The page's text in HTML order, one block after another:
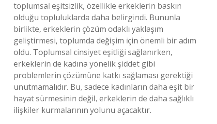
toplumsal eşitsizlik, özellikle erkeklerin baskın
olduğu topluluklarda daha belirgindi. Bununla
birlikte, erkeklerin çözüm odaklı yaklaşım
geliştirmesi, toplumda değişim için önemli bir adım
oldu. Toplumsal cinsiyet eşitliği sağlanırken,
erkeklerin de kadına yönelik şiddet gibi
problemlerin çözümüne katkı sağlaması gerektiği
unutmamalıdır. Bu, sadece kadınların daha eşit bir
hayat sürmesinin değil, erkeklerin de daha sağlıklı
ilişkiler kurmalarının yolunu açacaktır.